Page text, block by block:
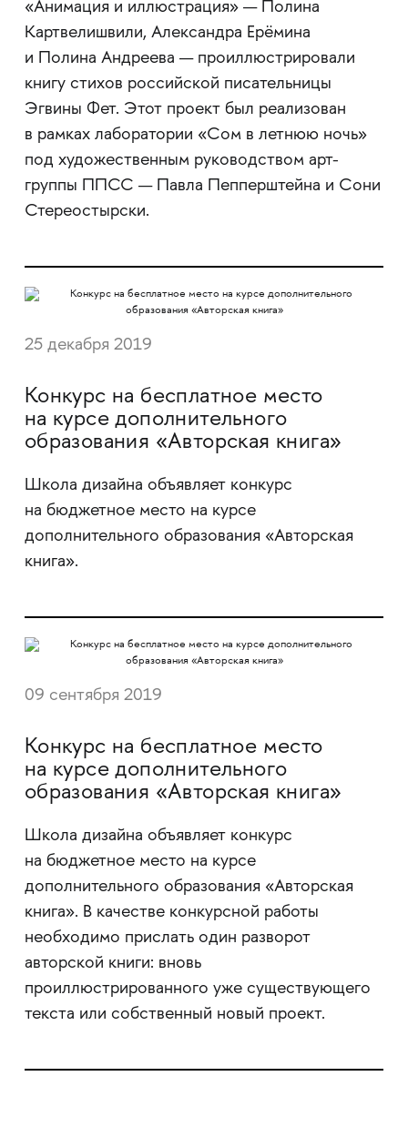
«Анимация и иллюстрация» — Полина
Картвелишвили, Александра Ерёмина
и Полина Андреева — проиллюстрировали
книгу стихов российской писательницы
Эгвины Фет. Этот проект был реализован
в рамках лаборатории «Сом в летнюю ночь»
под художественным руководством арт-
группы ППСС — Павла Пепперштейна и Сони
Стереостырски.
25 декабря 2019
Конкурс на бесплатное место
на курсе дополнительного
образования «Авторская книга»
Школа дизайна объявляет конкурс
на бюджетное место на курсе
дополнительного образования «Авторская
книга».
09 сентября 2019
Конкурс на бесплатное место
на курсе дополнительного
образования «Авторская книга»
Школа дизайна объявляет конкурс
на бюджетное место на курсе
дополнительного образования «Авторская
книга». В качестве конкурсной работы
необходимо прислать один разворот
авторской книги: вновь
проиллюстрированного уже существующего
текста или собственный новый проект.